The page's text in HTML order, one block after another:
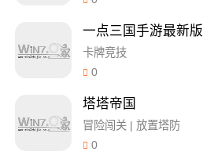
一点三国手游最新版
卡牌竞技
0
塔塔帝国
冒险闯关 | 放置塔防
0